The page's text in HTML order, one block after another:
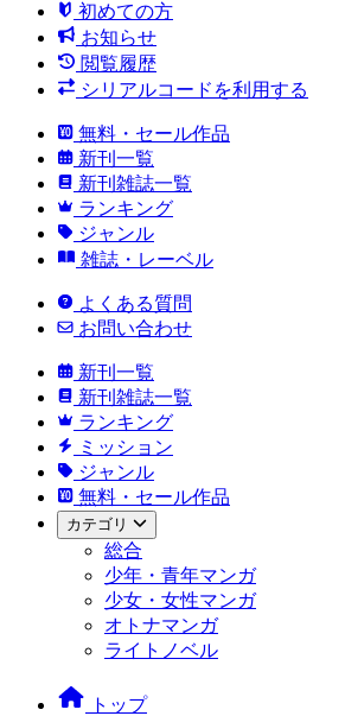
初めての方
お知らせ
閲覧履歴
シリアルコードを利用する
無料・セール作品
新刊一覧
新刊雑誌一覧
ランキング
ジャンル
雑誌・レーベル
よくある質問
お問い合わせ
新刊一覧
新刊雑誌一覧
ランキング
ミッション
ジャンル
無料・セール作品
カテゴリ
総合
少年・青年マンガ
少女・女性マンガ
オトナマンガ
ライトノベル
トップ